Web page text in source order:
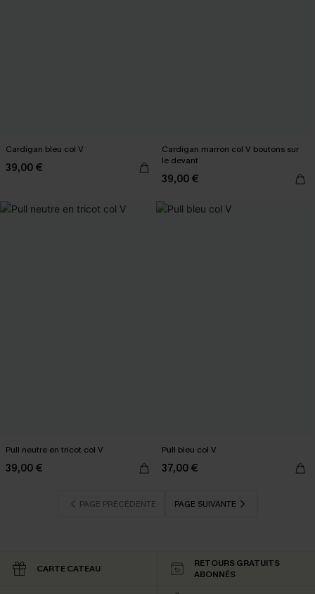
Cardigan bleu col V
39,00 €
Cardigan marron col V boutons sur
le devant
39,00 €
Pull neutre en tricot col V
39,00 €
Pull bleu col V
37,00 €
PAGE PRÉCÉDENTE PAGE SUIVANTE
CARTE CATEAU
RETOURS GRATUITS
ABONNÉS